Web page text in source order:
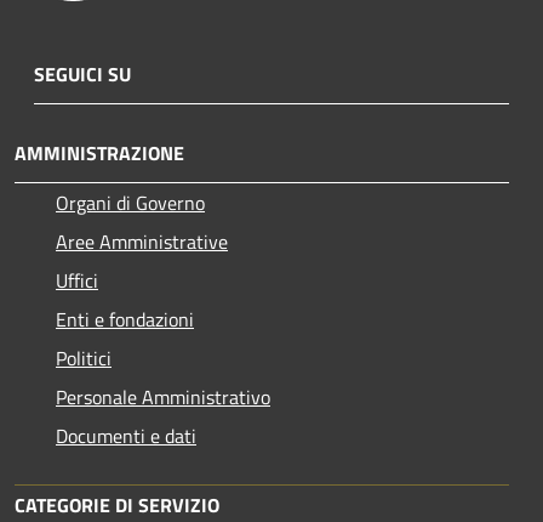
SEGUICI SU
AMMINISTRAZIONE
Organi di Governo
Aree Amministrative
Uffici
Enti e fondazioni
Politici
Personale Amministrativo
Documenti e dati
CATEGORIE DI SERVIZIO